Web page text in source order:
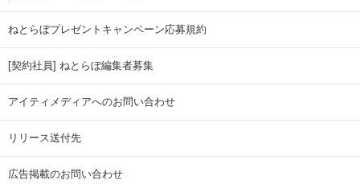
ねとらぼプレゼントキャンペーン応募規約
[契約社員] ねとらぼ編集者募集
アイティメディアへのお問い合わせ
リリース送付先
広告掲載のお問い合わせ